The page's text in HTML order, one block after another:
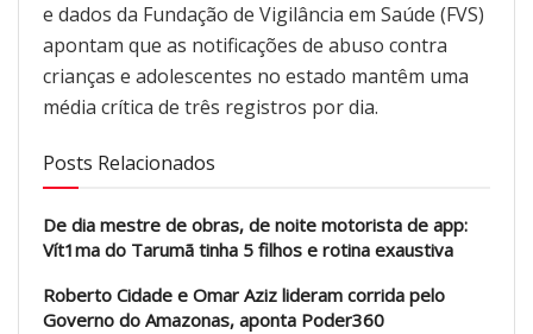
e dados da Fundação de Vigilância em Saúde (FVS)
apontam que as notificações de abuso contra
crianças e adolescentes no estado mantêm uma
média crítica de três registros por dia.
Posts Relacionados
De dia mestre de obras, de noite motorista de app:
Vít1ma do Tarumã tinha 5 filhos e rotina exaustiva
Roberto Cidade e Omar Aziz lideram corrida pelo
Governo do Amazonas, aponta Poder360